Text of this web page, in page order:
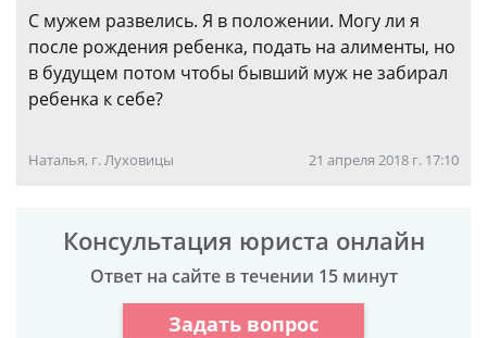
С мужем развелись. Я в положении. Могу ли я
после рождения ребенка, подать на алименты, но
в будущем потом чтобы бывший муж не забирал
ребенка к себе?
Наталья, г. Луховицы 21 апреля 2018 г. 17:10
Консультация юриста онлайн
Ответ на сайте в течении 15 минут
Задать вопрос